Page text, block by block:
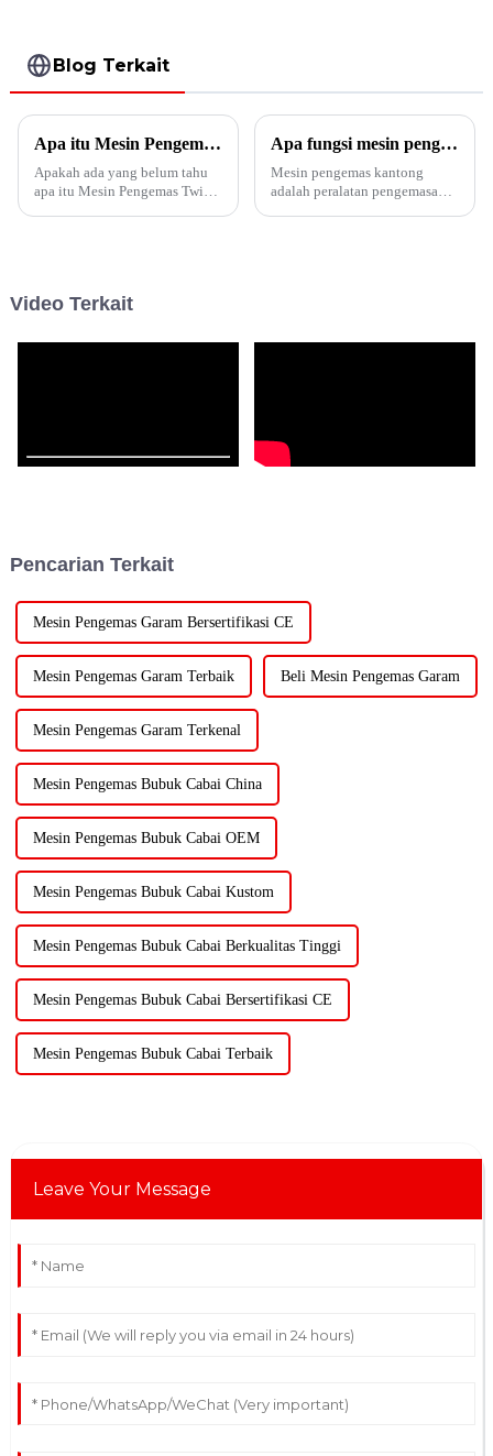
Blog Terkait
Apa itu Mesin Pengemas Tas Kembar?
Apakah ada yang belum tahu
apa itu Mesin Pengemas Twin-
Apa fungsi mesin pengemas kantong?
Mesin pengemas kantong
adalah peralatan pengemasan
dalam kemasan...
Video Terkait
Pencarian Terkait
Mesin Pengemas Garam Bersertifikasi CE
Mesin Pengemas Garam Terbaik Beli Mesin Pengemas Garam
Mesin Pengemas Garam Terkenal
Mesin Pengemas Bubuk Cabai China
Mesin Pengemas Bubuk Cabai OEM
Mesin Pengemas Bubuk Cabai Kustom
Mesin Pengemas Bubuk Cabai Berkualitas Tinggi
Mesin Pengemas Bubuk Cabai Bersertifikasi CE
Mesin Pengemas Bubuk Cabai Terbaik
Leave Your Message